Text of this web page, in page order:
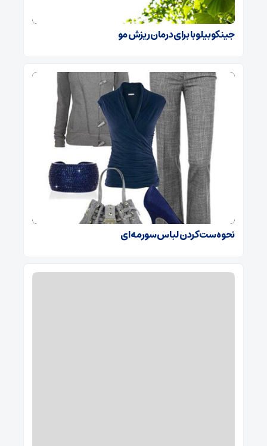
جینکوبیلوبا برای درمان ریزش مو
نحوه ست کردن لباس سورمه ای